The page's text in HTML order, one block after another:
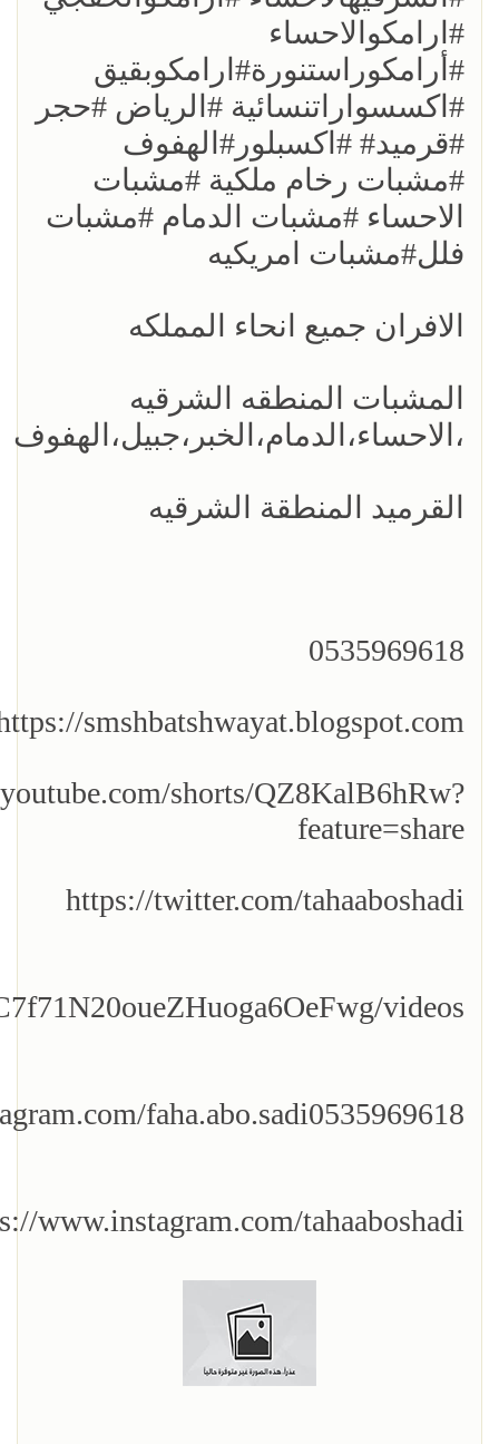
#ارامكوالاحساء
#أرامكوراستنورة#ارامكوبقيق
#اكسسواراتنسائية #الرياض #حجر
#قرميد# #اكسبلور#الهفوف
#مشبات رخام ملكية #مشبات
الاحساء #مشبات الدمام #مشبات
فلل#مشبات امريكيه
الافران جميع انحاء المملكه
المشبات المنطقه الشرقيه
،الاحساء،الدمام،الخبر،جبيل،الهفوف
القرميد المنطقة الشرقيه
0535969618
smshbatshwayat.blogspot.com/
shorts/QZ8KalB6hRw?
feature=share
https://twitter.com/tahaaboshadi
videos
faha.abo.sadi0535969618/
www.instagram.com/tahaaboshadi/